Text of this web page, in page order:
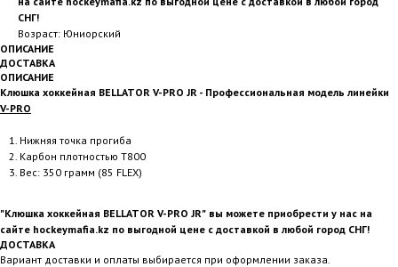
СНГ!
Возраст: Юниорский
ОПИСАНИЕ
ДОСТАВКА
ОПИСАНИЕ
Клюшка хоккейная BELLATOR V-PRO JR - Профессиональная модель линейки
V-PRO
Нижняя точка прогиба
Карбон плотностью Т800
Вес: 350 грамм (85 FLEX)
"Клюшка хоккейная BELLATOR V-PRO JR" вы можете приобрести у нас на
сайте hockeymafia.kz по выгодной цене с доставкой в любой город СНГ!
ДОСТАВКА
Вариант доставки и оплаты выбирается при оформлении заказа.